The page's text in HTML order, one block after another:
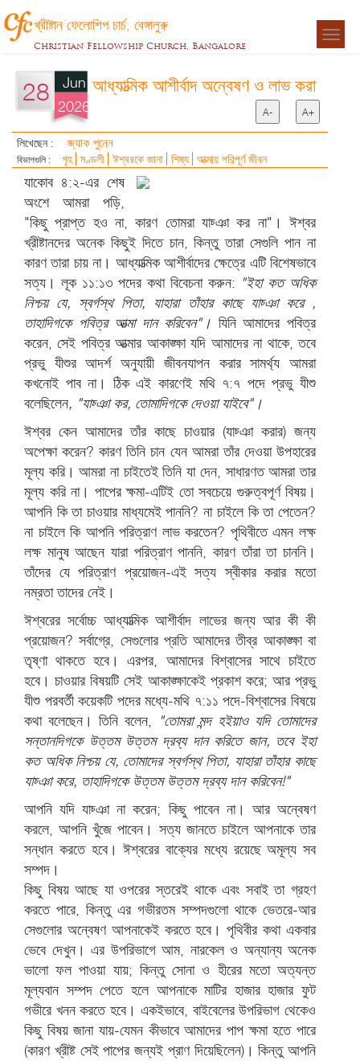
খ্রীষ্টান ফেলোশিপ চার্চ, বেঙ্গালুরু
Christian Fellowship Church, Bangalore
28
Jun
2026
আধ্যাত্মিক আশীর্বাদ অন্বেষণ ও লাভ করা
A- A+
লিখেছেন : জ্যাক পুনেন
বিভাগগুলি : গৃহ মণ্ডলী ঈশ্বরকে জানা শিষ্য আত্মায় পরিপূর্ণ জীবন
যাকোব ৪:২-এর শেষ
অংশে আমরা পড়ি,
"কিছু প্রাপ্ত হও না, কারণ তোমরা যাচ্ঞা কর না"। ঈশ্বর
খ্রীষ্টানদের অনেক কিছুই দিতে চান, কিন্তু তারা সেগুলি পান না
কারণ তারা চায় না। আধ্যাত্মিক আশীর্বাদের ক্ষেত্রে এটি বিশেষভাবে
সত্য। লূক ১১:১৩ পদের কথা বিবেচনা করুন: "ইহা কত অধিক
নিশ্চয় যে, স্বর্গস্থ পিতা, যাহারা তাঁহার কাছে যাচ্ঞা করে ,
তাহাদিগকে পবিত্র আত্মা দান করিবেন"। যিনি আমাদের পবিত্র
করেন, সেই পবিত্র আত্মার আকাঙ্ক্ষা যদি আমাদের না থাকে, তবে
প্রভু যীশুর আদর্শ অনুযায়ী জীবনযাপন করার সামর্থ্য আমরা
কখনোই পাব না। ঠিক এই কারণেই মথি ৭:৭ পদে প্রভু যীশু
বলেছিলেন, "যাচ্ঞা কর, তোমাদিগকে দেওয়া যাইবে"।
ঈশ্বর কেন আমাদের তাঁর কাছে চাওয়ার (যাচ্ঞা করার) জন্য
অপেক্ষা করেন? কারণ তিনি চান যেন আমরা তাঁর দেওয়া উপহারের
মূল্য করি। আমরা না চাইতেই তিনি যা দেন, সাধারণত আমরা তার
মূল্য করি না। পাপের ক্ষমা-এটিই তো সবচেয়ে গুরুত্বপূর্ণ বিষয়।
আপনি কি তা চাওয়ার মাধ্যমেই পাননি? না চাইলে কি তা পেতেন?
না চাইলে কি আপনি পরিত্রাণ লাভ করতেন? পৃথিবীতে এমন লক্ষ
লক্ষ মানুষ আছেন যারা পরিত্রাণ পাননি, কারণ তাঁরা তা চাননি।
তাঁদের যে পরিত্রাণ প্রয়োজন-এই সত্য স্বীকার করার মতো
নম্রতা তাদের নেই।
ঈশ্বরের সর্বোচ্চ আধ্যাত্মিক আশীর্বাদ লাভের জন্য আর কী কী
প্রয়োজন? সর্বাগ্রে, সেগুলোর প্রতি আমাদের তীব্র আকাঙ্ক্ষা বা
তৃষ্ণা থাকতে হবে। এরপর, আমাদের বিশ্বাসের সাথে চাইতে
হবে। চাওয়ার বিষয়টি সেই আকাঙ্ক্ষাকেই প্রকাশ করে; আর প্রভু
যীশু পরবর্তী কয়েকটি পদের মধ্যে-মথি ৭:১১ পদে-বিশ্বাসের বিষয়ে
কথা বলেছেন। তিনি বলেন,
"তোমরা মন্দ হইয়াও যদি তোমাদের
সন্তানদিগকে উত্তম উত্তম দ্রব্য দান করিতে জান, তবে ইহা
কত অধিক নিশ্চয় যে, তোমাদের স্বর্গস্থ পিতা, যাহারা তাঁহার কাছে
যাচ্ঞা করে, তাহাদিগকে উত্তম উত্তম দ্রব্য দান করিবেন!"
আপনি যদি যাচ্ঞা না করেন; কিছু পাবেন না। আর অন্বেষণ
করলে, আপনি খুঁজে পাবেন। সত্য জানতে চাইলে আপনাকে তার
সন্ধান করতে হবে। ঈশ্বরের বাক্যের মধ্যে রয়েছে অমূল্য সব
সম্পদ।
কিছু বিষয় আছে যা ওপরের স্তরেই থাকে এবং সবাই তা গ্রহণ
করতে পারে, কিন্তু এর গভীরতম সম্পদগুলো থাকে ভেতরে-আর
সেগুলোর অন্বেষণ আপনাকেই করতে হবে। পৃথিবীর কথা একবার
ভেবে দেখুন। এর উপরিভাগে আম, নারকেল ও অন্যান্য অনেক
ভালো ফল পাওয়া যায়; কিন্তু সোনা ও হীরের মতো অত্যন্ত
মূল্যবান সম্পদ পেতে হলে আপনাকে মাটির হাজার হাজার ফুট
গভীরে খনন করতে হবে। একইভাবে, বাইবেলের উপরিভাগ থেকেও
কিছু বিষয় জানা যায়-যেমন কীভাবে আমাদের পাপ ক্ষমা হতে পারে
(কারণ খ্রীষ্ট সেই পাপের জন্যই প্রাণ দিয়েছিলেন)। কিন্তু আপনি